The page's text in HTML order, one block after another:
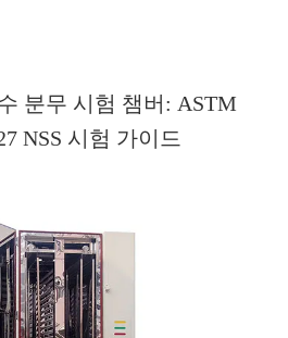
분무 시험 챔버: ASTM
NSS 시험 가이드